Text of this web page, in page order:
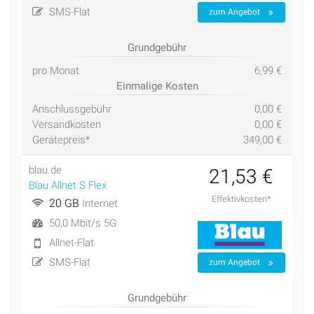
SMS-Flat
zum Angebot
Grundgebühr
pro Monat
6,99 €
Einmalige Kosten
Anschlussgebühr
0,00 €
Versandkosten
0,00 €
Gerätepreis*
349,00 €
blau.de
Blau Allnet S Flex
20 GB Internet
50,0 Mbit/s 5G
Allnet-Flat
SMS-Flat
21,53 €
Effektivkosten*
zum Angebot
Grundgebühr